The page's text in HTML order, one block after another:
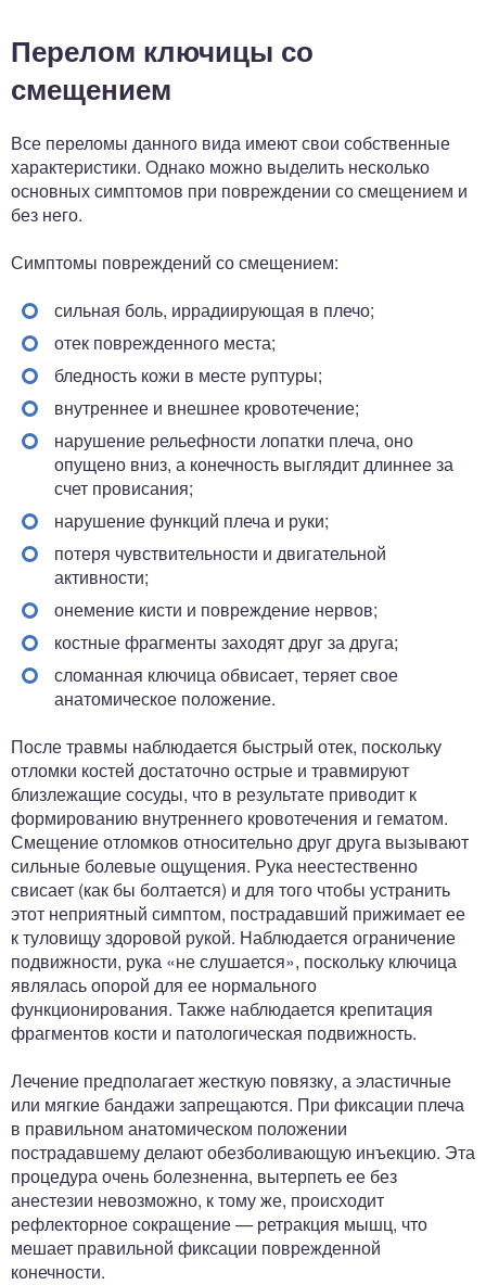
Перелом ключицы со
смещением
Все переломы данного вида имеют свои собственные
характеристики. Однако можно выделить несколько
основных симптомов при повреждении со смещением и
без него.
Симптомы повреждений со смещением:
сильная боль, иррадиирующая в плечо;
отек поврежденного места;
бледность кожи в месте руптуры;
внутреннее и внешнее кровотечение;
нарушение рельефности лопатки плеча, оно
опущено вниз, а конечность выглядит длиннее за
счет провисания;
нарушение функций плеча и руки;
потеря чувствительности и двигательной
активности;
онемение кисти и повреждение нервов;
костные фрагменты заходят друг за друга;
сломанная ключица обвисает, теряет свое
анатомическое положение.
После травмы наблюдается быстрый отек, поскольку
отломки костей достаточно острые и травмируют
близлежащие сосуды, что в результате приводит к
формированию внутреннего кровотечения и гематом.
Смещение отломков относительно друг друга вызывают
сильные болевые ощущения. Рука неестественно
свисает (как бы болтается) и для того чтобы устранить
этот неприятный симптом, пострадавший прижимает ее
к туловищу здоровой рукой. Наблюдается ограничение
подвижности, рука «не слушается», поскольку ключица
являлась опорой для ее нормального
функционирования. Также наблюдается крепитация
фрагментов кости и патологическая подвижность.
Лечение предполагает жесткую повязку, а эластичные
или мягкие бандажи запрещаются. При фиксации плеча
в правильном анатомическом положении
пострадавшему делают обезболивающую инъекцию. Эта
процедура очень болезненна, вытерпеть ее без
анестезии невозможно, к тому же, происходит
рефлекторное сокращение — ретракция мышц, что
мешает правильной фиксации поврежденной
конечности.